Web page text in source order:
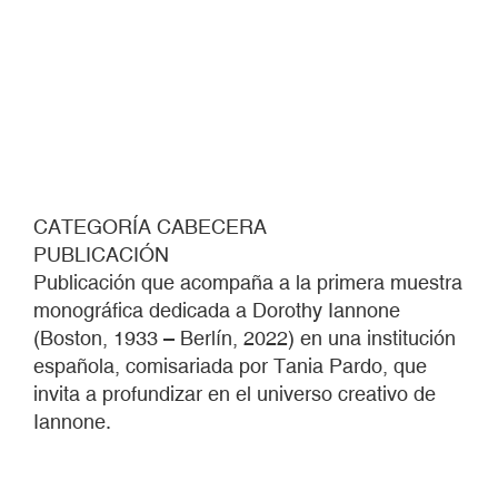
CATEGORÍA CABECERA
PUBLICACIÓN
Publicación que acompaña a la primera muestra
monográfica dedicada a Dorothy Iannone
(Boston, 1933 – Berlín, 2022) en una institución
española, comisariada por Tania Pardo, que
invita a profundizar en el universo creativo de
Iannone.